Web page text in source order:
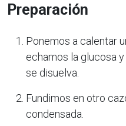
Preparación
Ponemos a calentar
echamos la glucosa
se disuelva.
Fundimos en otro
condensada.